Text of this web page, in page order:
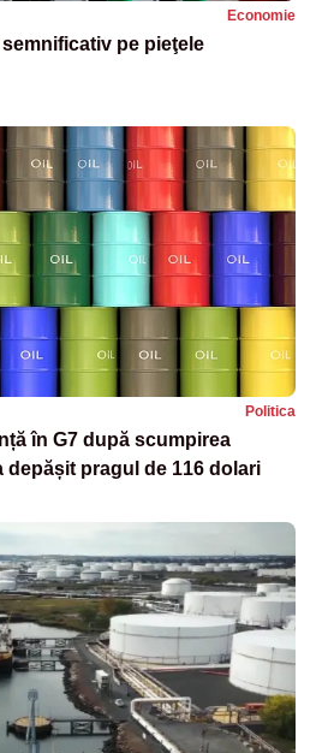
Economie
pe pieţele
Politica
în G7 după scumpirea
depășit pragul de 116 dolari